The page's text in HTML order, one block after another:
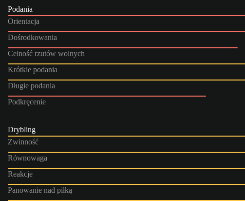
Podania
Orientacja
Dośrodkowania
Celność rzutów wolnych
Krótkie podania
Długie podania
Podkręcenie
Drybling
Zwinność
Równowaga
Reakcje
Panowanie nad piłką